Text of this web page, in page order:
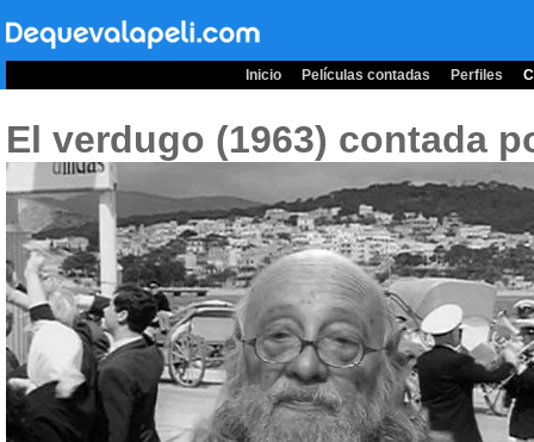
Inicio Películas contadas Perfiles
El verdugo (1963) contada